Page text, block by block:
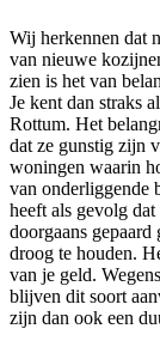
Wij herkennen dat
van nieuwe
zien is het van
Je kent dan straks
Rottum. Het
dat ze gunstig zijn
woningen waarin
van onderliggende
heeft als gevolg
doorgaans gepaard
droog te houden.
van je geld.
blijven dit soort
zijn dan ook een